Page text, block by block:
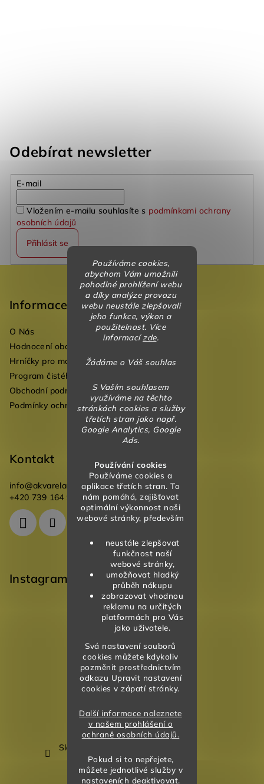
Používáme cookies,
abychom Vám umožnili
pohodlné prohlížení webu
a díky analýze provozu
webu neustále zlepšovali
jeho funkce, výkon a
použitelnost. Více
informacízde.
Žádáme o Váš souhlas
S Vaším souhlasem
využíváme na těchto
stránkách cookies a služby
třetích stran jako např.
Google Analytics, Google
Ads.
Používání cookies
Používáme cookies a
aplikace třetích stran. To
nám pomáhá, zajišťovat
optimální výkonnost naši
webové stránky, především
neustále zlepšovat
funkčnost naší
webové stránky,
umožňovat hladký
průběh nákupu
zobrazovat vhodnou
reklamu na určitých
platformách pro Vás
jako uživatele.
Svá nastavení souborů
cookies můžete kdykoliv
pozměnit prostřednictvím
odkazu Upravit nastavení
cookies v zápatí stránky.
Další informace naleznete
v našem prohlášení o
ochraně osobních údajů.
Pokud si to nepřejete,
můžete jednotlivé služby v
nastaveních deaktivovat.
Odebírat newsletter
E-mail
Vložením e-mailu souhlasíte s podmínkami ochrany
osobních údajů
Přihlásit se
Informace
O Nás
Hodnocení obchodu
Hrníčky pro mateřské školky
Program čistého vzduchu pro mateřské školy
Obchodní podmínky
Podmínky ochrany osobních údajů
Kontakt
info@akvareladesign.cz
+420 739 164 946
Instagram
Sledovat na Instagramu